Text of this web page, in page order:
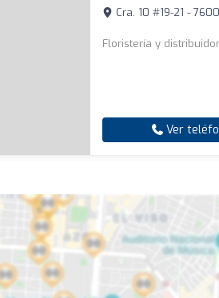
Cra. 10 #19-21 -
Floristería y
Ver